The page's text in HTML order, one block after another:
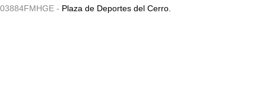
03884FMHGE - Plaza de Deportes del Cerro.